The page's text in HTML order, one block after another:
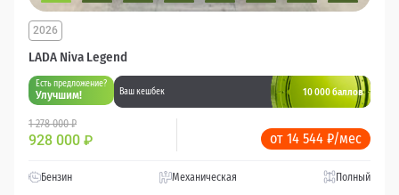
LADA Niva Legend
2026
Есть предложение?
Улучшим! Ваш кешбек 10 000 баллов
1 278 000 ₽
928 000 ₽ от 14 544 ₽/мес
Бензин Механическая Полный